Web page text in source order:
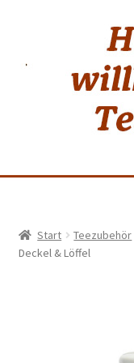
springen
springen
shop
Start Teezubehör
Deckel & Löffel